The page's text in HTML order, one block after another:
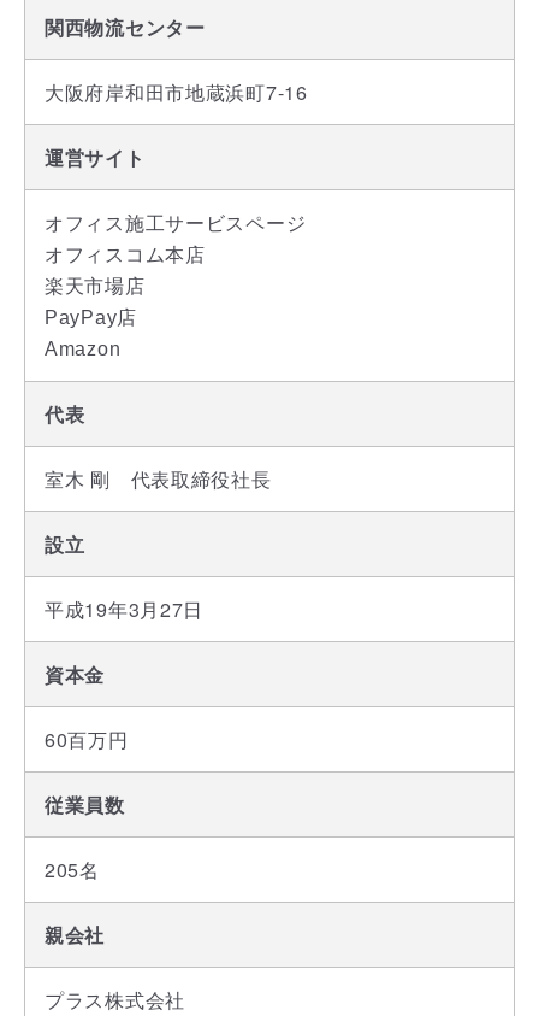
関西物流センター
大阪府岸和田市地蔵浜町7-16
運営サイト
オフィス施工サービスページ
オフィスコム本店
楽天市場店
PayPay店
Amazon
代表
室木 剛　代表取締役社長
設立
平成19年3月27日
資本金
60百万円
従業員数
205名
親会社
プラス株式会社